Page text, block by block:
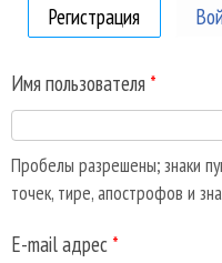
Регистрация (активная
Имя пользователя *
Пробелы разрешены; знаки
точек, тире, апострофов и
E-mail адрес *